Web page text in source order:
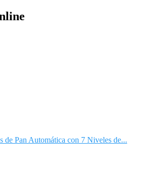
de Pan Automática con 7 Niveles de...